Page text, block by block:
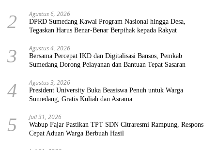
2 Agustus 6, 2026
DPRD Sumedang Kawal Program Nasional hingga Desa,
Tegaskan Harus Benar-Benar Berpihak kepada Rakyat
3 Agustus 4, 2026
Bersama Percepat IKD dan Digitalisasi Bansos, Pemkab
Sumedang Dorong Pelayanan dan Bantuan Tepat Sasaran
4 Agustus 3, 2026
President University Buka Beasiswa Penuh untuk Warga
Sumedang, Gratis Kuliah dan Asrama
5 Juli 31, 2026
Wabup Fajar Pastikan TPT SDN Citraresmi Rampung, Respons
Cepat Aduan Warga Berbuah Hasil